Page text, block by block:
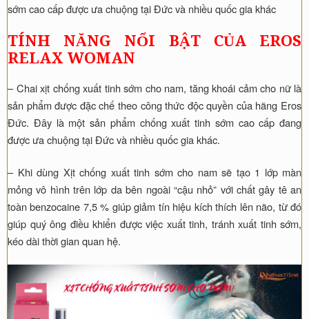
sớm cao cấp được ưa chuộng tại Đức và nhiều quốc gia khác
TÍNH NĂNG NỔI BẬT CỦA EROS
RELAX WOMAN
– Chai xịt chống xuất tinh sớm cho nam, tăng khoái cảm cho nữ là
sản phẩm được đặc chế theo công thức độc quyền của hãng Eros
Đức. Đây là một sản phẩm chống xuất tinh sớm cao cấp đang
được ưa chuộng tại Đức và nhiều quốc gia khác.
– Khi dùng Xịt chống xuất tinh sớm cho nam sẽ tạo 1 lớp màn
mỏng vô hình trên lớp da bên ngoài “cậu nhỏ” với chất gây tê an
toàn benzocaine 7,5 % giúp giảm tín hiệu kích thích lên não, từ đó
giúp quý ông điều khiển được việc xuất tinh, tránh xuất tinh sớm,
kéo dài thời gian quan hệ.